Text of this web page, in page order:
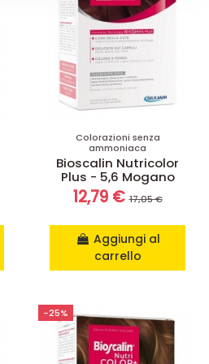
Colorazioni senza
ammoniaca
Bioscalin Nutricolor
Plus - 5,6 Mogano
12,79 €17,05 €
Aggiungi al
carrello
-25%